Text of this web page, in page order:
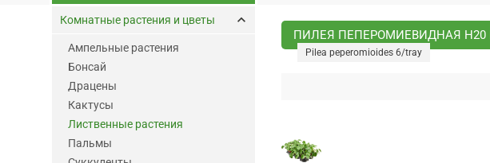
ПИЛЕЯ ПЕПЕРОМИЕВИДНАЯ H20
Pilea peperomioides 6/tray
Комнатные растения и цветы keyboard_arrow_up
Ампельные растения
Бонсай
Драцены
Кактусы
Лиственные растения
Пальмы